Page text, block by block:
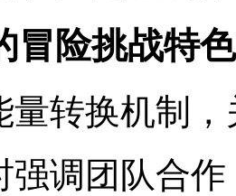
冒险挑战特色
量转换机制
强调团队合